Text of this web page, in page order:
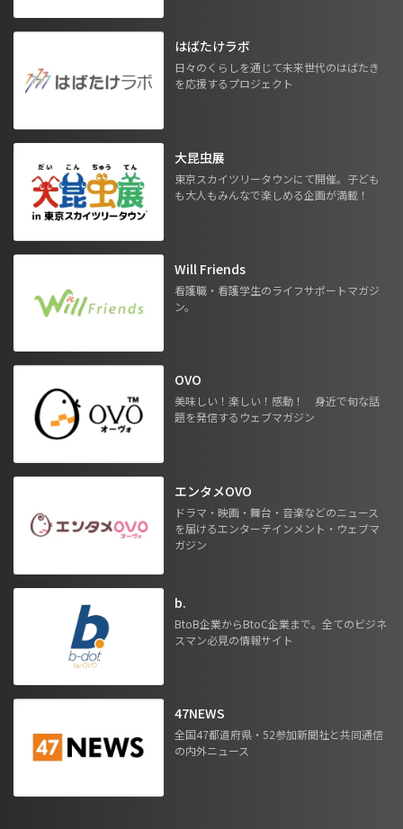
はばたけラボ
日々のくらしを通じて未来世代のはばたき
を応援するプロジェクト
大昆虫展
東京スカイツリータウンにて開催。子ども
も大人もみんなで楽しめる企画が満載！
Will Friends
看護職・看護学生のライフサポートマガジ
ン。
OVO
美味しい！楽しい！感動！ 身近で旬な話
題を発信するウェブマガジン
エンタメOVO
ドラマ・映画・舞台・音楽などのニュース
を届けるエンターテインメント・ウェブマ
ガジン
b.
BtoB企業からBtoC企業まで。全てのビジネ
スマン必見の情報サイト
47NEWS
全国47都道府県・52参加新聞社と共同通信
の内外ニュース